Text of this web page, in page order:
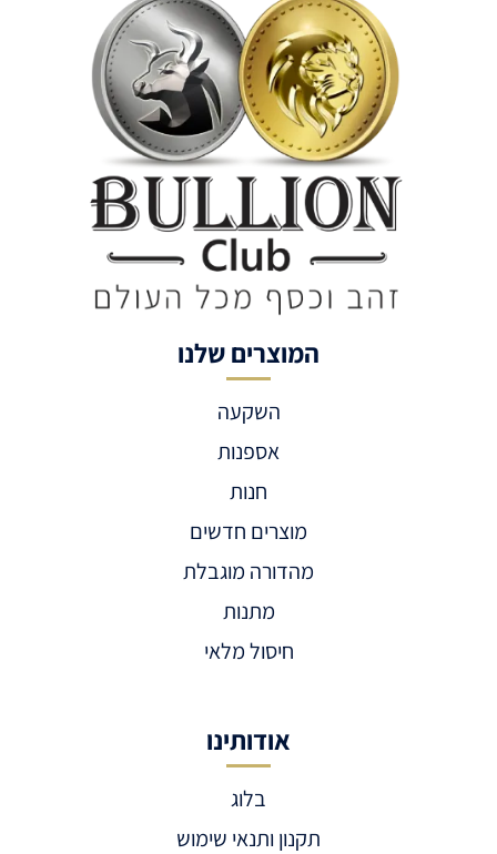
המוצרים שלנו
השקעה
אספנות
חנות
מוצרים חדשים
מהדורה מוגבלת
מתנות
חיסול מלאי
אודותינו
בלוג
תקנון ותנאי שימוש